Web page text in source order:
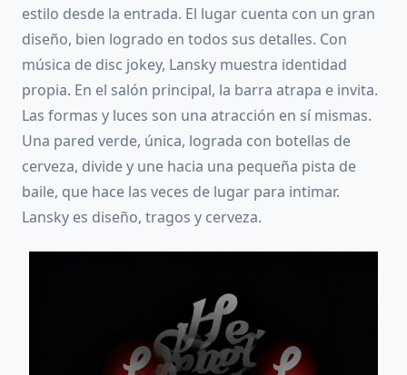
estilo desde la entrada. El lugar cuenta con un gran
diseño, bien logrado en todos sus detalles. Con
música de disc jokey, Lansky muestra identidad
propia. En el salón principal, la barra atrapa e invita.
Las formas y luces son una atracción en sí mismas.
Una pared verde, única, lograda con botellas de
cerveza, divide y une hacia una pequeña pista de
baile, que hace las veces de lugar para intimar.
Lansky es diseño, tragos y cerveza.